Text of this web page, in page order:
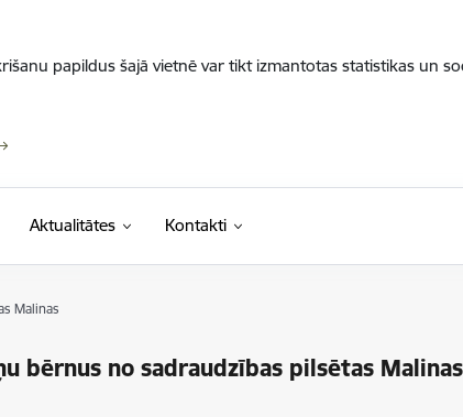
papildus šajā vietnē var tikt izmantotas statistikas un
Aktualitātes Kontakti
Malinas
bērnus no sadraudzības pilsētas Malinas